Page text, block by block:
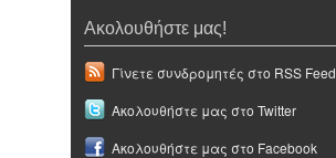
Ακολουθήστε μας!
Γίνετε συνδρομητές στο RSS Feed
Ακολουθήστε μας στο Twitter
Ακολουθήστε μας στο Facebook